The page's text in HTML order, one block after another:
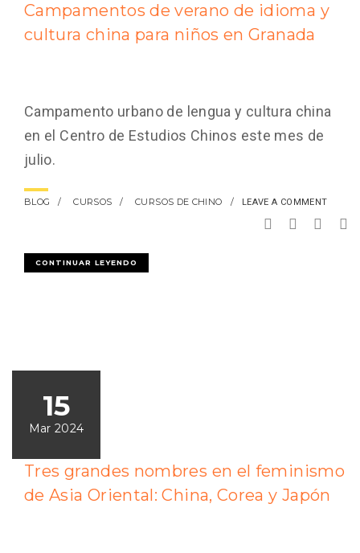
Campamentos de verano de idioma y
cultura china para niños en Granada
Campamento urbano de lengua y cultura china
en el Centro de Estudios Chinos este mes de
julio.
BLOG CURSOS CURSOS DE CHINO LEAVE A COMMENT
CONTINUAR LEYENDO
15
Mar 2024
Tres grandes nombres en el feminismo
de Asia Oriental: China, Corea y Japón